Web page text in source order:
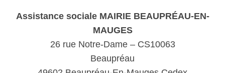
Assistance sociale MAIRIE BEAUPRÉAU-EN-
MAUGES
26 rue Notre-Dame – CS10063
Beaupréau